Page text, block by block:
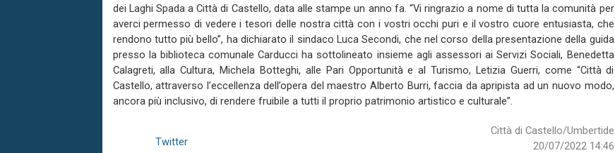
dei Laghi Spada a Città di Castello, data alle stampe un anno fa. “Vi ringrazio a nome di tutta la comunità per
averci permesso di vedere i tesori delle nostra città con i vostri occhi puri e il vostro cuore entusiasta, che
rendono tutto più bello”, ha dichiarato il sindaco Luca Secondi, che nel corso della presentazione della guida
presso la biblioteca comunale Carducci ha sottolineato insieme agli assessori ai Servizi Sociali, Benedetta
Calagreti, alla Cultura, Michela Botteghi, alle Pari Opportunità e al Turismo, Letizia Guerri, come “Città di
Castello, attraverso l’eccellenza dell’opera del maestro Alberto Burri, faccia da apripista ad un nuovo modo,
ancora più inclusivo, di rendere fruibile a tutti il proprio patrimonio artistico e culturale”.
Città di Castello/Umbertide
20/07/2022 14:46
Twitter